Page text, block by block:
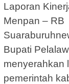
Laporan
Menpan – RB
Bupati
menyerahkan
pemerintah